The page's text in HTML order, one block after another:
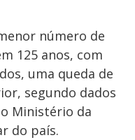
número de
125 anos, com
uma queda de
segundo dados
Ministério da
do país.